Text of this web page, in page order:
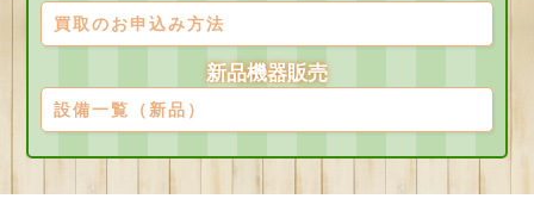
買取のお申込み方法
新品機器販売
設備一覧（新品）